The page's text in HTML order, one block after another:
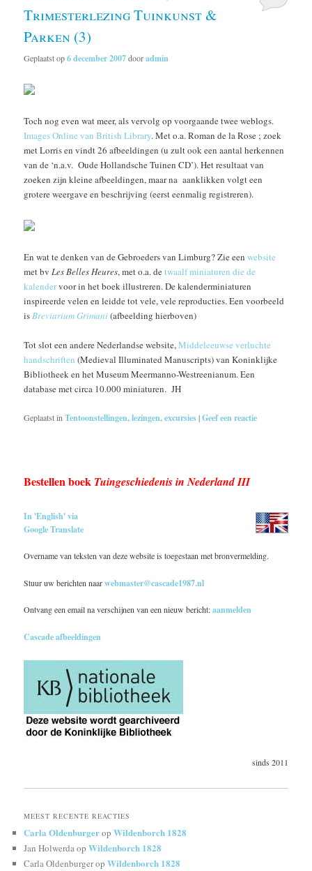
Trimesterlezing Tuinkunst &
Parken (3)
Geplaatst op6 december 2007dooradmin
Toch nog even wat meer, als vervolg op voorgaande twee weblogs.
Images Online van British Library. Met o.a. Roman de la Rose ; zoek
met Lorris en vindt 26 afbeeldingen (u zult ook een aantal herkennen
van de ‘n.a.v. Oude Hollandsche Tuinen CD’). Het resultaat van
zoeken zijn kleine afbeeldingen, maar na aanklikken volgt een
grotere weergave en beschrijving (eerst eenmalig registreren).
En wat te denken van de Gebroeders van Limburg? Zie eenwebsite
met bvLes Belles Heures, met o.a. detwaalf miniaturen die de
kalendervoor in het boek illustreren. De kalenderminiaturen
inspireerde velen en leidde tot vele, vele reproducties. Een voorbeeld
isBreviarium Grimani(afbeelding hierboven)
Tot slot een andere Nederlandse website,Middeleeuwse verluchte
handschriften (Medieval Illuminated Manuscripts) van Koninklijke
Bibliotheek en het Museum Meermanno-Westreenianum. Een
database met circa 10.000 miniaturen. JH
Geplaatst inTentoonstellingen, lezingen, excursies|Geef een reactie
Bestellen boek Tuingeschiedenis in Nederland III
In 'English' via
Google Translate
Overname van teksten van deze website is toegestaan met bronvermelding.
Stuur uw berichten naarwebmaster@cascade1987.nl
Ontvang een email na verschijnen van een nieuw bericht:aanmelden
Cascade afbeeldingen
sinds 2011
MEEST RECENTE REACTIES
Carla OldenburgeropWildenborch 1828
Jan HolwerdaopWildenborch 1828
Carla OldenburgeropWildenborch 1828